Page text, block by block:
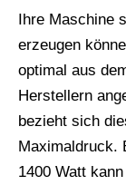
Ihre Maschine
erzeugen
optimal aus
Herstellern
bezieht sich
Maximaldruck.
1400 Watt